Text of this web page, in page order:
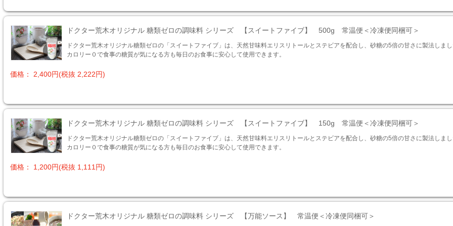
ドクター荒木オリジナル 糖類ゼロの調味料 シリーズ 【スイートファイブ】 500g 常温便＜冷凍便同梱可＞
ドクター荒木オリジナル糖類ゼロの「スイートファイブ」は、天然甘味料エリスリトールとステビアを配合し、砂糖の5倍の甘さに製法しま
カロリー０で食事の糖質が気になる方も毎日のお食事に安心して使用できます。
価格： 2,400円(税抜 2,222円)
ドクター荒木オリジナル 糖類ゼロの調味料 シリーズ 【スイートファイブ】 150g 常温便＜冷凍便同梱可＞
ドクター荒木オリジナル糖類ゼロの「スイートファイブ」は、天然甘味料エリスリトールとステビアを配合し、砂糖の5倍の甘さに製法しま
カロリー０で食事の糖質が気になる方も毎日のお食事に安心して使用できます。
価格： 1,200円(税抜 1,111円)
ドクター荒木オリジナル 糖類ゼロの調味料 シリーズ 【万能ソース】 常温便＜冷凍便同梱可＞